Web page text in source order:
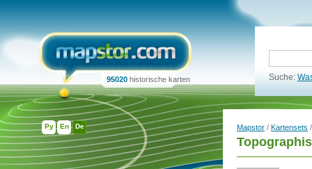
Ру En De
95020 historische karten Suche:
Mapstor / Kartensets